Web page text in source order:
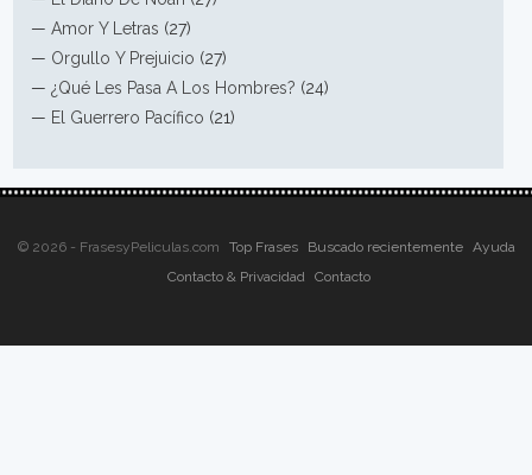
—Amor Y Letras (27)
— Orgullo Y Prejuicio (27)
—¿Qué Les Pasa A Los Hombres? (24)
— El Guerrero Pacífico (21)
© 2026 - FrasesyPeliculas.com Top Frases Buscado recientemente
Ayuda
Contacto & Privacidad
Contacto